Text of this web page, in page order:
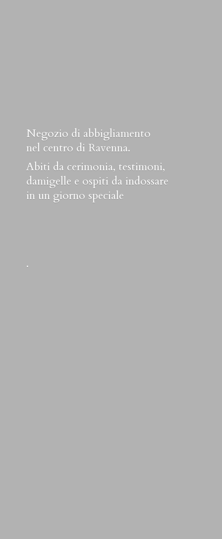
Negozio di abbigliamento
nel centro di Ravenna.
Abiti da cerimonia, testimoni,
damigelle e ospiti da indossare
in un giorno speciale
.